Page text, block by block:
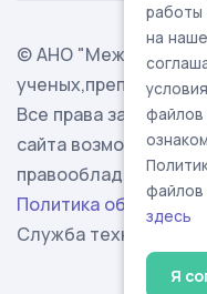
© АНО
Все права
сайта возможно
правообладателя.
Политика
Служба технической
работы
на
файлов
здесь
Я